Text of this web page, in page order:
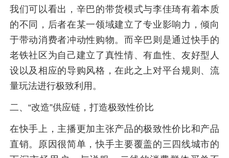
我们可以看出，辛巴的带货模式与李佳琦有着本质
的不同，后者在某一领域建立了专业影响力，倾向
于带动消费者冲动性购物。而辛巴则是通过快手的
老铁社区为自己建立了真性情、有血性、友好型人
设以及相应的导购风格，在此之上对平台规则、流
量玩法进行极致利用。
二、“改造”供应链，打造极致性价比
在快手上，主播更加主张产品的极致性价比和产品
直销。原因很简单，快手主要覆盖的三四线城市的